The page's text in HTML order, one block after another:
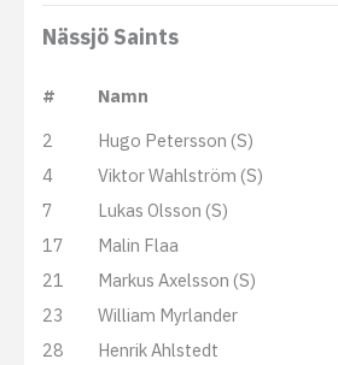
Nässjö Saints
#
Namn
2
Hugo Petersson (S)
4
Viktor Wahlström (S)
7
Lukas Olsson (S)
17
Malin Flaa
21
Markus Axelsson (S)
23
William Myrlander
28
Henrik Ahlstedt